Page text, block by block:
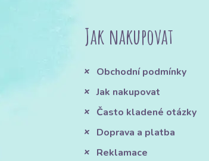
Jak nakupovat
Obchodní podmínky
Jak nakupovat
Často kladené otázky
Doprava a platba
Reklamace